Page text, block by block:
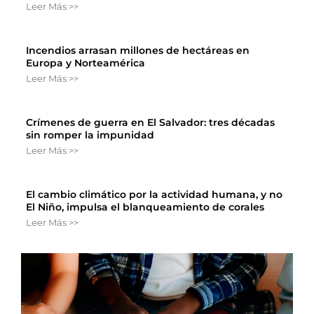
Leer Más >>
Incendios arrasan millones de hectáreas en
Europa y Norteamérica
Leer Más >>
Crímenes de guerra en El Salvador: tres décadas
sin romper la impunidad
Leer Más >>
El cambio climático por la actividad humana, y no
El Niño, impulsa el blanqueamiento de corales
Leer Más >>